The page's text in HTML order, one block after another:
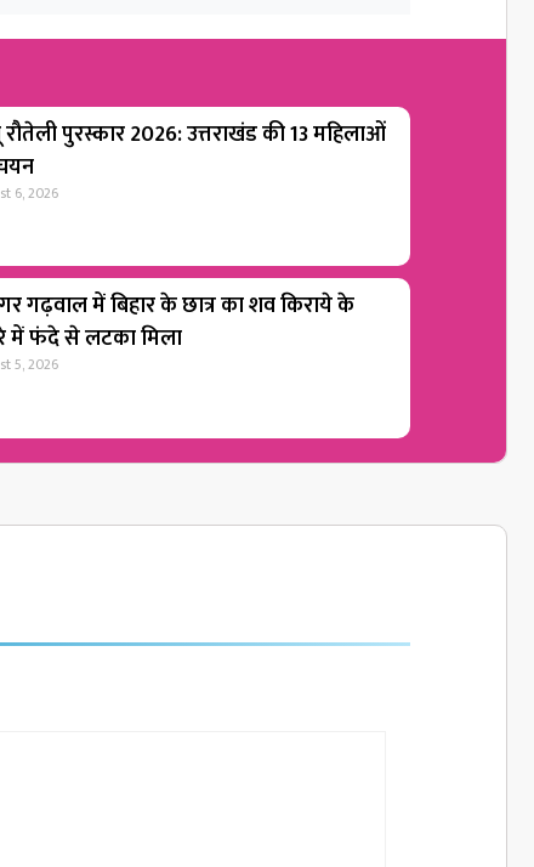
पुरस्कार 2026: उत्तराखंड की 13 महिलाओं
6, 2026
गढ़वाल में बिहार के छात्र का शव किराये के
में फंदे से लटका मिला
5, 2026